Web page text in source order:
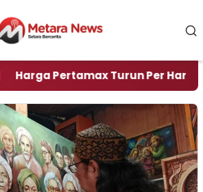
Pertamax Turun Per Hari Ini, Segini